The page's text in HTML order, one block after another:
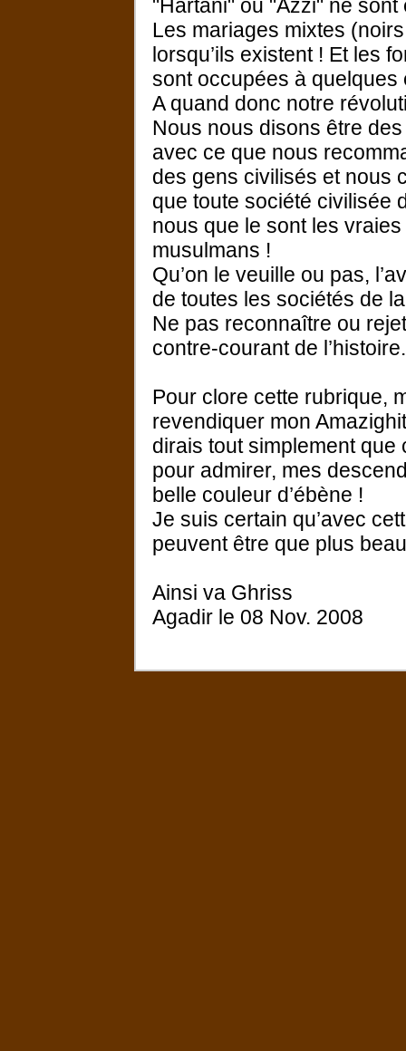
"Hartani" ou "Azzi" ne
Les mariages mixtes
lorsqu’ils existent ! Et les
sont occupées à
A quand donc notre
Nous nous disons être
avec ce que nous
des gens civilisés et nous
que toute société civilisée
nous que le sont les
musulmans !
Qu’on le veuille ou pas,
de toutes les sociétés de
Ne pas reconnaître ou
contre-courant de l’histoire.
Pour clore cette rubrique,
revendiquer mon
dirais tout simplement
pour admirer, mes
belle couleur d’ébène !
Je suis certain qu’avec
peuvent être que plus
Ainsi va Ghriss
Agadir le 08 Nov. 2008